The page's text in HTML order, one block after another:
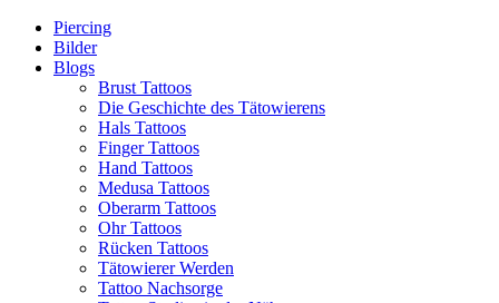
Piercing
Bilder
Blogs
Brust Tattoos
Die Geschichte des Tätowierens
Hals Tattoos
Finger Tattoos
Hand Tattoos
Medusa Tattoos
Oberarm Tattoos
Ohr Tattoos
Rücken Tattoos
Tätowierer Werden
Tattoo Nachsorge